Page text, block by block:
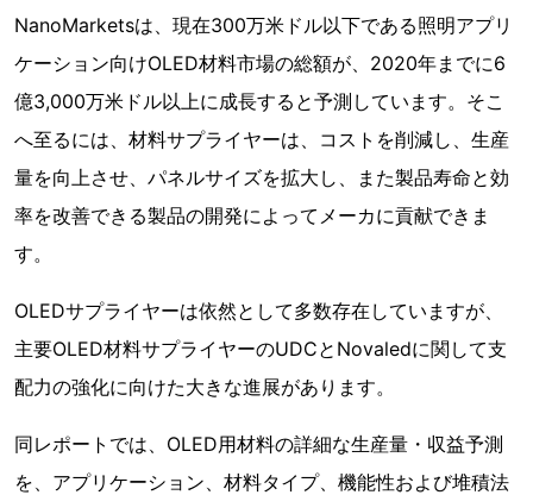
NanoMarketsは、現在300万米ドル以下である照明アプリ
ケーション向けOLED材料市場の総額が、2020年までに6
億3,000万米ドル以上に成長すると予測しています。そこ
へ至るには、材料サプライヤーは、コストを削減し、生産
量を向上させ、パネルサイズを拡大し、また製品寿命と効
率を改善できる製品の開発によってメーカに貢献できま
す。
OLEDサプライヤーは依然として多数存在していますが、
主要OLED材料サプライヤーのUDCとNovaledに関して支
配力の強化に向けた大きな進展があります。
同レポートでは、OLED用材料の詳細な生産量・収益予測
を、アプリケーション、材料タイプ、機能性および堆積法